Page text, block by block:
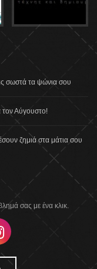
σωστά τα ψώνια σου
τον Αύγουστο!
ζημιά στα μάτια σου
σας με ένα κλικ.